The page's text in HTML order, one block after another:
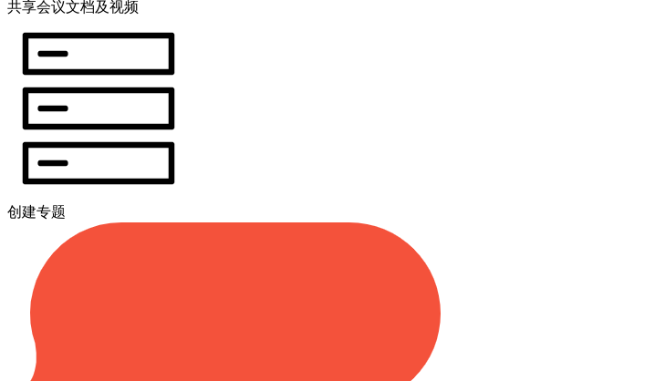
共享会议文档及视频
创建专题